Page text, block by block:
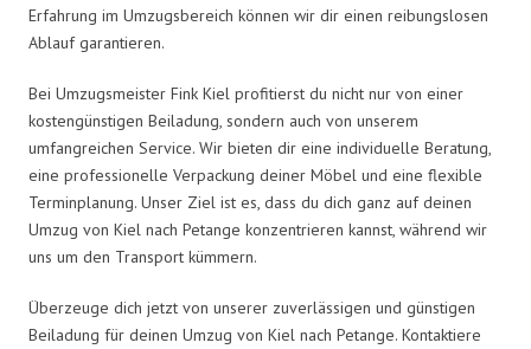
Erfahrung im Umzugsbereich können wir dir einen reibungslosen
Ablauf garantieren.
Bei Umzugsmeister Fink Kiel profitierst du nicht nur von einer
kostengünstigen Beiladung, sondern auch von unserem
umfangreichen Service. Wir bieten dir eine individuelle Beratung,
eine professionelle Verpackung deiner Möbel und eine flexible
Terminplanung. Unser Ziel ist es, dass du dich ganz auf deinen
Umzug von Kiel nach Petange konzentrieren kannst, während wir
uns um den Transport kümmern.
Überzeuge dich jetzt von unserer zuverlässigen und günstigen
Beiladung für deinen Umzug von Kiel nach Petange. Kontaktiere